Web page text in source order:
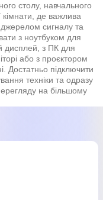
столу, навчального
кімнати, де важлива
джерелом сигналу та
з ноутбуком для
дисплей, з ПК для
або з проєктором
Достатньо підключити
техніки та одразу
на більшому